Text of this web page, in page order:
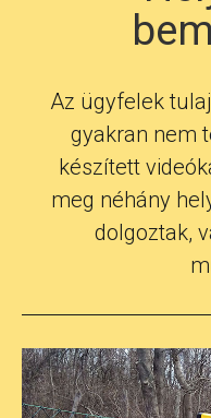
Az ügyfelek
gyakran nem
készített
meg néhány
dolgoztak,